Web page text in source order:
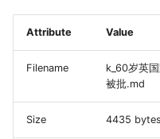
Attribute Value
Filename
k_60岁英
被批.md
Size 4435 bytes